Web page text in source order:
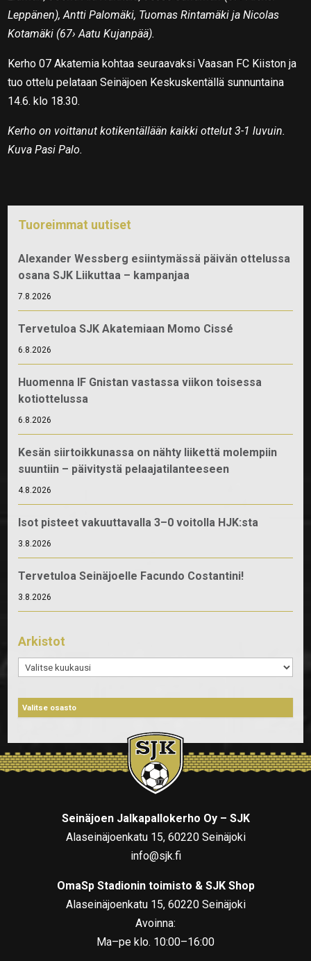
Leppänen), Antti Palomäki, Tuomas Rintamäki ja Nicolas
Kotamäki (67› Aatu Kujanpää).
Kerho 07 Akatemia kohtaa seuraavaksi Vaasan FC Kiiston ja
tuo ottelu pelataan Seinäjoen Keskuskentällä sunnuntaina
14.6. klo 18.30.
Kerho on voittanut kotikentällään kaikki ottelut 3-1 luvuin.
Kuva Pasi Palo.
Tuoreimmat uutiset
Alexander Wessberg esiintymässä päivän ottelussa
osana SJK Liikuttaa – kampanjaa
7.8.2026
Tervetuloa SJK Akatemiaan Momo Cissé
6.8.2026
Huomenna IF Gnistan vastassa viikon toisessa
kotiottelussa
6.8.2026
Kesän siirtoikkunassa on nähty liikettä molempiin
suuntiin – päivitystä pelaajatilanteeseen
4.8.2026
Isot pisteet vakuuttavalla 3–0 voitolla HJK:sta
3.8.2026
Tervetuloa Seinäjoelle Facundo Costantini!
3.8.2026
Arkistot
Arkistot
Seinäjoen Jalkapallokerho Oy – SJK
Alaseinäjoenkatu 15, 60220 Seinäjoki
info@sjk.fi
OmaSp Stadionin toimisto & SJK Shop
Alaseinäjoenkatu 15, 60220 Seinäjoki
Avoinna:
Ma–pe klo. 10:00–16:00